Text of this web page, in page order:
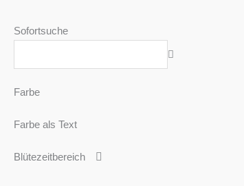
Sofortsuche
Farbe
Farbe als Text
Blütezeitbereich